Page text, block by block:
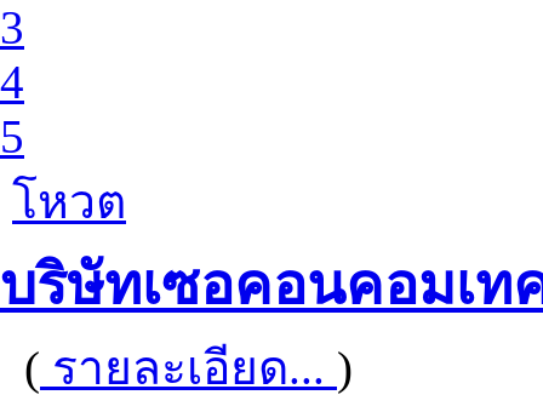
3
4
5
โหวต
บริษัทเซอคอนคอมเท
( รายละเอียด... )